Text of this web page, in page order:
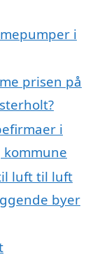
i
prisen på
i
luft til luft
byer